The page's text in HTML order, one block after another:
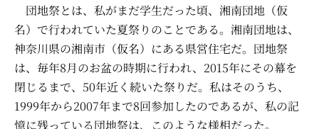
団地祭とは、私がまだ学生だった頃、湘南団地（仮
名）で行われていた夏祭りのことである。湘南団地は、
神奈川県の湘南市（仮名）にある県営住宅だ。団地祭
は、毎年8月のお盆の時期に行われ、2015年にその幕を
閉じるまで、50年近く続いた祭りだ。私はそのうち、
1999年から2007年まで8回参加したのであるが、私の記
憶に残っている団地祭は、このような様相だった。